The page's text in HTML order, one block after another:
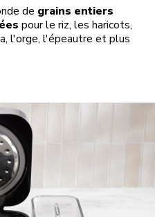
de grains entiers
pour le riz, les haricots,
l'orge, l'épeautre et plus